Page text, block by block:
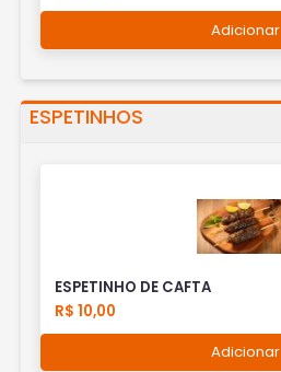
Adicionar
ESPETINHOS
ESPETINHO DE CAFTA
R$ 10,00
Adicionar